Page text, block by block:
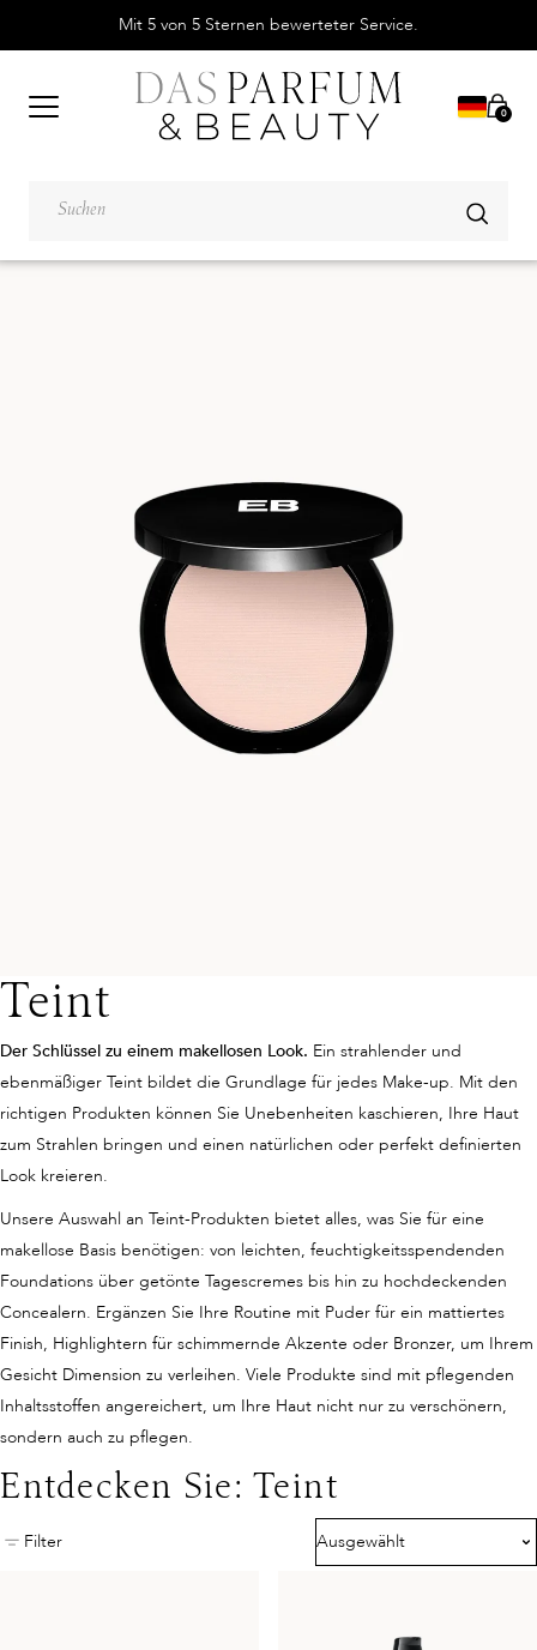
Mit 5 von 5 Sternen bewerteter Service.
0
Teint
Der Schlüssel zu einem makellosen Look. Ein strahlender und
ebenmäßiger Teint bildet die Grundlage für jedes Make-up. Mit den
richtigen Produkten können Sie Unebenheiten kaschieren, Ihre Haut
zum Strahlen bringen und einen natürlichen oder perfekt definierten
Look kreieren.
Unsere Auswahl an Teint-Produkten bietet alles, was Sie für eine
makellose Basis benötigen: von leichten, feuchtigkeitsspendenden
Foundations über getönte Tagescremes bis hin zu hochdeckenden
Concealern. Ergänzen Sie Ihre Routine mit Puder für ein mattiertes
Finish, Highlightern für schimmernde Akzente oder Bronzer, um Ihrem
Gesicht Dimension zu verleihen. Viele Produkte sind mit pflegenden
Inhaltsstoffen angereichert, um Ihre Haut nicht nur zu verschönern,
sondern auch zu pflegen.
Entdecken Sie: Teint
Filter Ausgewählt